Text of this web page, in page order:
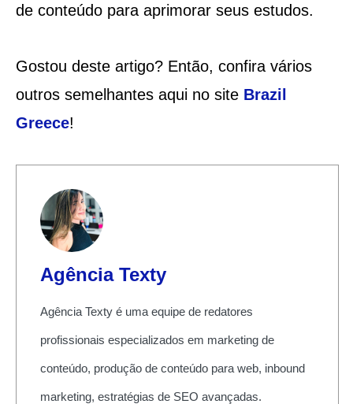
de conteúdo para aprimorar seus estudos.
Gostou deste artigo? Então, confira vários
outros semelhantes aqui no site Brazil
Greece!
Agência Texty
Agência Texty é uma equipe de redatores
profissionais especializados em marketing de
conteúdo, produção de conteúdo para web, inbound
marketing, estratégias de SEO avançadas.